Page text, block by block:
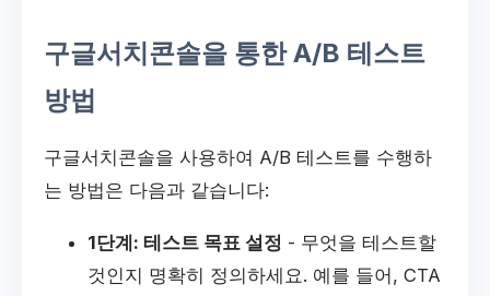
구글서치콘솔을 통한 A/B 테스트
방법
구글서치콘솔을 사용하여 A/B 테스트를 수행하
는 방법은 다음과 같습니다:
1단계: 테스트 목표 설정 - 무엇을 테스트할
것인지 명확히 정의하세요. 예를 들어, CTA